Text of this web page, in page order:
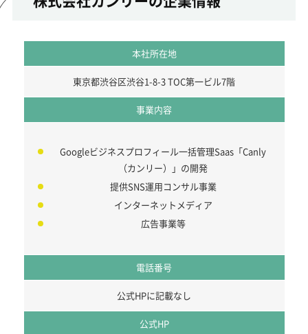
本社所在地
東京都渋谷区渋谷1-8-3 TOC第一ビル7階
事業内容
Googleビジネスプロフィール一括管理Saas「Canly
（カンリー）」の開発
提供SNS運用コンサル事業
インターネットメディア
広告事業等
電話番号
公式HPに記載なし
公式HP